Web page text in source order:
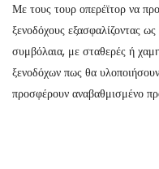
Με τους τουρ οπερέϊτορ να
ξενοδόχους εξασφαλίζοντας
συμβόλαια, με σταθερές ή
ξενοδόχων πως θα
προσφέρουν αναβαθμισμένο